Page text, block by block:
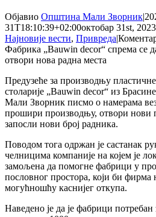
Објавио Општина Мали Зворник|
31T18:10:39+02:00октобар 31st, 2023
Најновије вести, Привреда|
Фабрика „Bauwin decor“ спрема се
отвори нова радна места
Предузеће за производњу
столарије „Bauwin decor“ из
Мали Зворник писмо о намерама
прошири производњу, отвори нови
запосли нови број радника.
Поводом тога одржан је састанак
челницима компаније на којем је
замољена да помогне фабрици у
пословног простора, који би фирма
могућношћу каснијег откупа.
Наведено је да је фабрици потребан